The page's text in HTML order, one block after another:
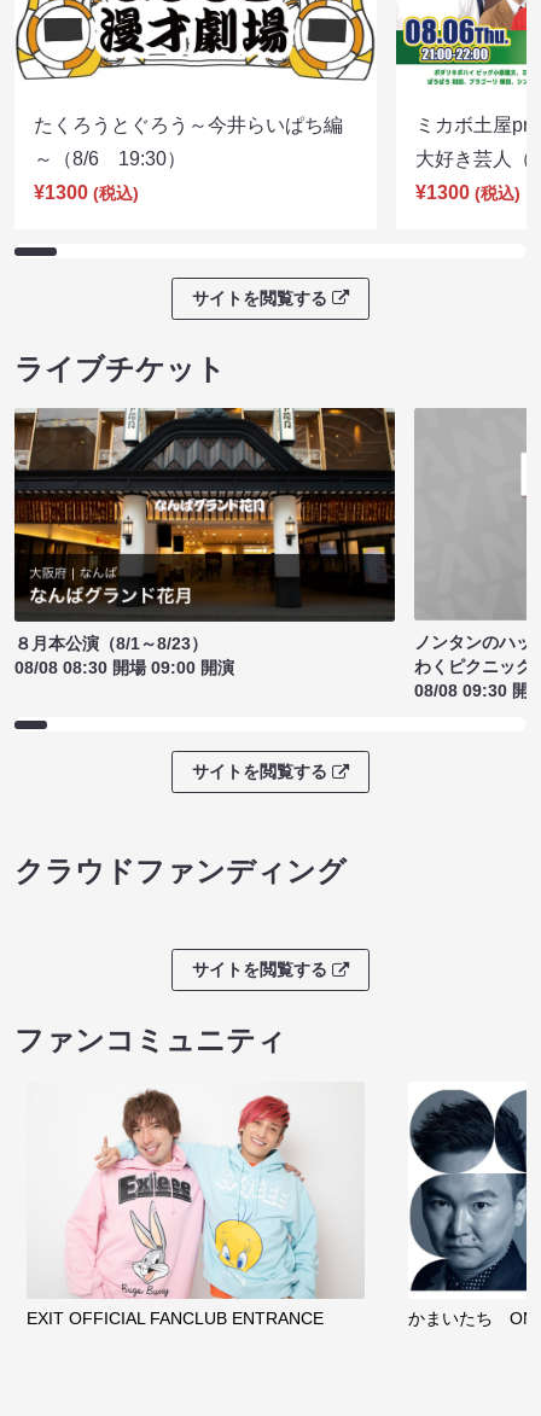
たくろうとぐろう～今井らいぱち編
～（8/6 19:30）
¥1300 (税込)
ミカボ土屋
大好き芸人
¥1300 (税込)
サイトを閲覧する
ライブチケット
８月本公演（8/1～8/23）
08/08 08:30 開場 09:00 開演
ノンタンのハッ
わくピクニック
08/08 09:30 開
サイトを閲覧する
クラウドファンディング
サイトを閲覧する
ファンコミュニティ
EXIT OFFICIAL FANCLUB ENTRANCE かまいたち